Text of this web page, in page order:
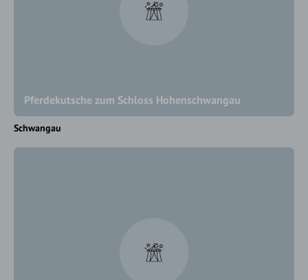
Pferdekutsche zum Schloss Hohenschwangau
Schwangau